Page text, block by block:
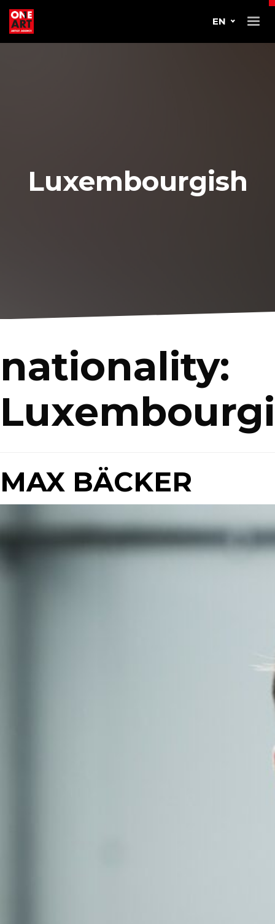
EN
Luxembourgish
nationality:
MAX BÄCKER